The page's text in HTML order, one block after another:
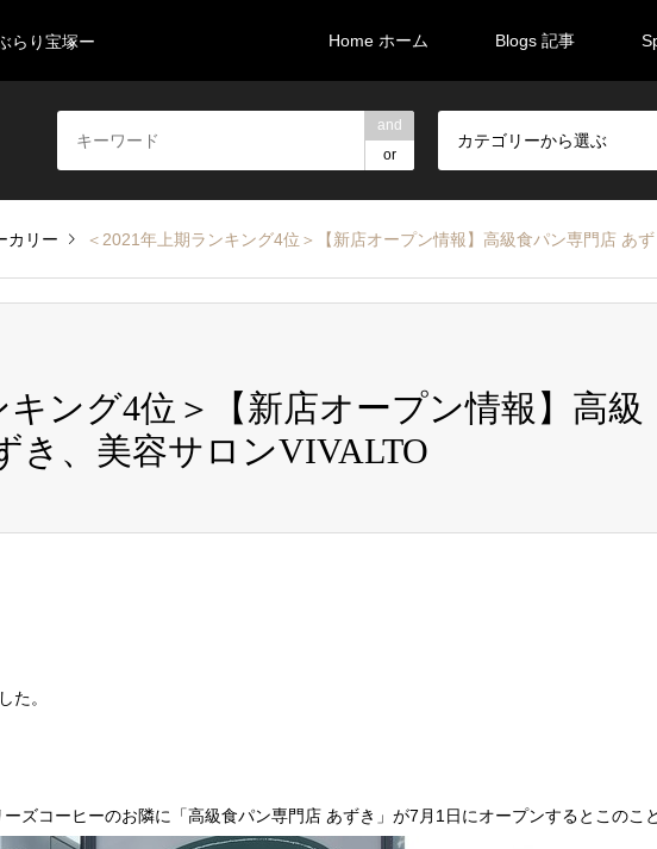
らり宝塚ー Home ホーム Blogs 記事
and
or
カテゴリーから選ぶ
カリー ＜2021年上期ランキング4位＞【新店オープン情報】高級食パン専門店 あ
キング4位＞【新店オープン情報】高級
き、美容サロンVIVALTO
た。
ズコーヒーのお隣に「高級食パン専門店 あずき」が7月1日にオープンするとこのこ